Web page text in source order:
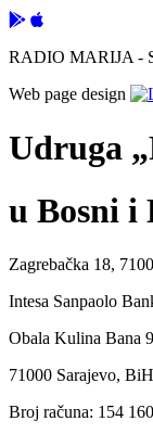
RADIO MARIJA -
Web page design
Udruga
u Bosni i
Zagrebačka 18,
Intesa Sanpaolo
Obala Kulina Bana
71000 Sarajevo, BiH
Broj računa: 154